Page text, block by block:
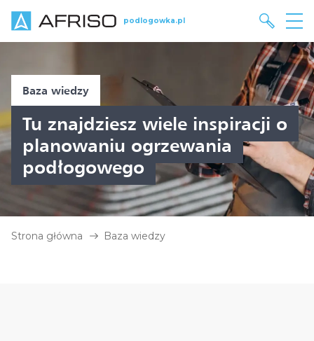
podlogowka.pl
Baza wiedzy
Tu znajdziesz wiele inspiracji o
planowaniu ogrzewania
podłogowego
Strona główna Baza wiedzy